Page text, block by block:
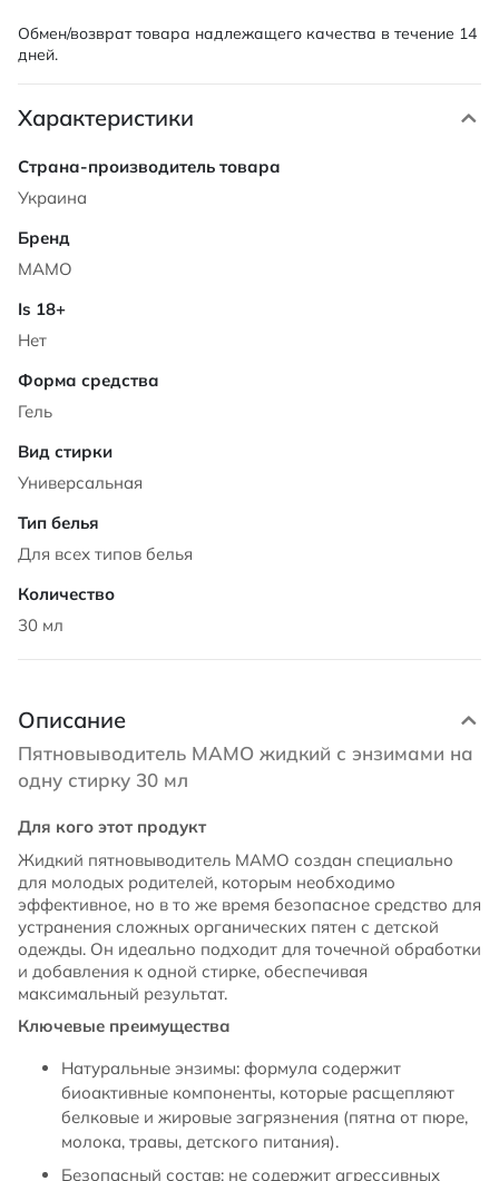
Обмен/возврат товара надлежащего качества в течение 14
дней.
Характеристики
Характеристики
Украина
МАМО
Нет
Гель
Универсальная
Для всех типов белья
30 мл
Описание
Пятновыводитель МАМО жидкий с энзимами на
одну стирку 30 мл
Для кого этот продукт
Жидкий пятновыводитель МАМО создан специально
для молодых родителей, которым необходимо
эффективное, но в то же время безопасное средство для
устранения сложных органических пятен с детской
одежды. Он идеально подходит для точечной обработки
и добавления к одной стирке, обеспечивая
максимальный результат.
Ключевые преимущества
Натуральные энзимы: формула содержит
биоактивные компоненты, которые расщепляют
белковые и жировые загрязнения (пятна от пюре,
молока, травы, детского питания).
Безопасный состав: не содержит агрессивных